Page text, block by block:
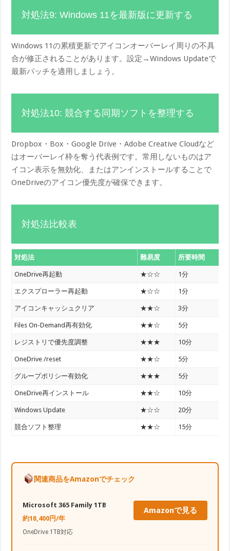
対処法9: Windows 11を最新版に更新する
Windows 11の累積更新でアイコンオーバーレイ周りの不具
合が修正されることがあります。設定→Windows Updateで
最新パッチを適用しましょう。
対処法10: 競合する同期ソフトを整理する
Dropbox・Box・Google Drive・Adobe Creative Cloudなど
はオーバーレイ枠を奪う代表例です。常用しないものはア
イコン表示を無効化、またはアンインストールすることで
OneDriveのアイコン優先度が確保できます。
対処法比較表
対処法 難易度 所要時間
OneDrive再起動 ★☆☆ 1分
エクスプローラー再起動 ★☆☆ 1分
アイコンキャッシュクリア ★★☆ 3分
Files On-Demand再有効化 ★★☆ 5分
レジストリで優先度調整 ★★★ 10分
OneDrive /reset ★★☆ 5分
グループポリシー有効化 ★★★ 5分
OneDrive再インストール ★★☆ 10分
Windows Update ★☆☆ 20分
競合ソフト整理 ★★☆ 15分
関連商品をAmazonでチェック
Microsoft 365 Family 1TB
約18,400円/年
OneDrive 1TB対応
Amazonで見る